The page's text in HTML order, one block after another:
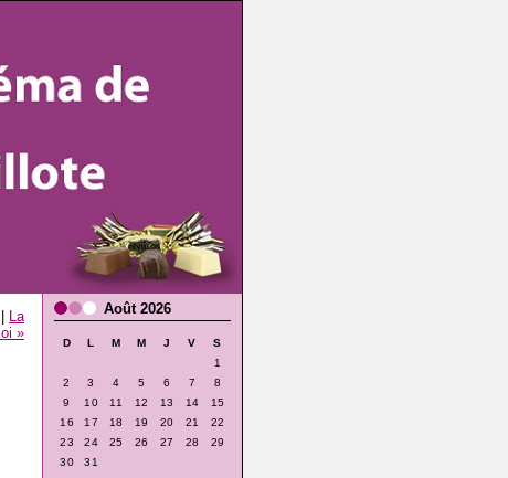
Août 2026
D L M M J V
S
1
2
3 4 5 6 7
8
9
10 11 12 13 14
15
16
17 18 19 20 21
22
23
24 25 26 27 28
29
30
31
La
»